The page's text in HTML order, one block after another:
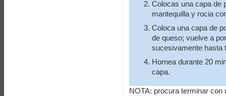
Colocas una capa de
mantequilla y rocia
Coloca una capa de
de queso; vuelve a
sucesivamente hasta
Hornea durante 20
capa.
NOTA: procura terminar con